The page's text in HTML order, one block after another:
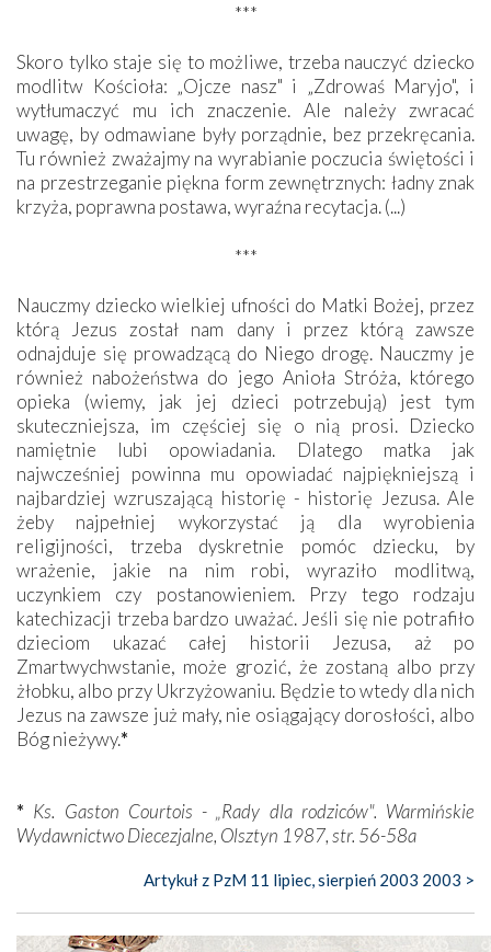
***
Skoro tylko staje się to możliwe, trzeba nauczyć dziecko
modlitw Kościoła: „Ojcze nasz" i „Zdrowaś Maryjo", i
wytłumaczyć mu ich znaczenie. Ale należy zwracać
uwagę, by odmawiane były porządnie, bez przekręcania.
Tu również zważajmy na wyrabianie poczucia świętości i
na przestrzeganie piękna form zewnętrznych: ładny znak
krzyża, poprawna postawa, wyraźna recytacja. (...)
***
Nauczmy dziecko wielkiej ufności do Matki Bożej, przez
którą Jezus został nam dany i przez którą zawsze
odnajduje się prowadzącą do Niego drogę. Nauczmy je
również nabożeństwa do jego Anioła Stróża, którego
opieka (wiemy, jak jej dzieci potrzebują) jest tym
skuteczniejsza, im częściej się o nią prosi. Dziecko
namiętnie lubi opowiadania. Dlatego matka jak
najwcześniej powinna mu opowiadać najpiękniejszą i
najbardziej wzruszającą historię - historię Jezusa. Ale
żeby najpełniej wykorzystać ją dla wyrobienia
religijności, trzeba dyskretnie pomóc dziecku, by
wrażenie, jakie na nim robi, wyraziło modlitwą,
uczynkiem czy postanowieniem. Przy tego rodzaju
katechizacji trzeba bardzo uważać. Jeśli się nie potrafiło
dzieciom ukazać całej historii Jezusa, aż po
Zmartwychwstanie, może grozić, że zostaną albo przy
żłobku, albo przy Ukrzyżowaniu. Będzie to wtedy dla nich
Jezus na zawsze już mały, nie osiągający dorosłości, albo
Bóg nieżywy.*
* Ks. Gaston Courtois - „Rady dla rodziców". Warmińskie
Wydawnictwo Diecezjalne, Olsztyn 1987, str. 56-58a
Artykuł z PzM 11 lipiec, sierpień 2003 2003 >